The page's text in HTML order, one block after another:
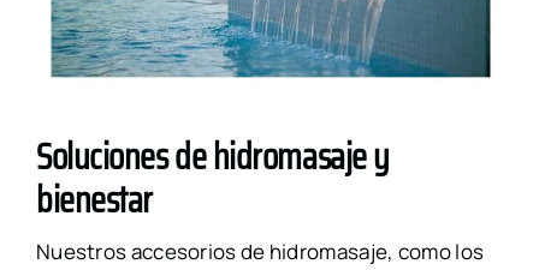
Soluciones de hidromasaje y
bienestar
Nuestros accesorios de hidromasaje, como los